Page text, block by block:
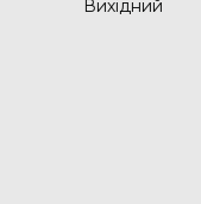
Вихідний